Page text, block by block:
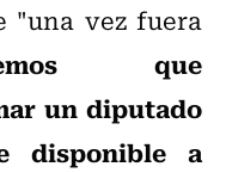
"una vez fuera
que
un diputado
disponible a